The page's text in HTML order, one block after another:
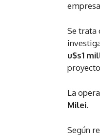
Se trata
u$s1
La
Milei.
Según